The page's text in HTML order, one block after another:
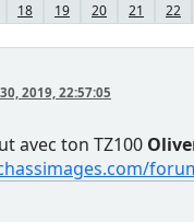
18 19 20 21 22
2019, 22:57:05
avec ton TZ100